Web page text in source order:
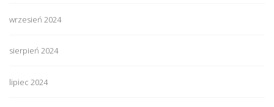
wrzesień 2024
sierpień 2024
lipiec 2024